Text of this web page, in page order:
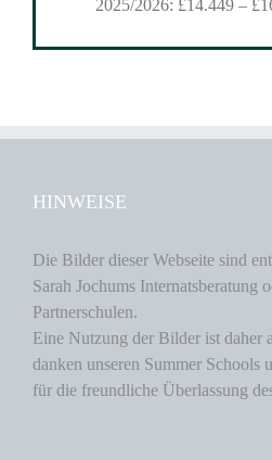
2025/2026: £14.449 –
HINWEISE
Die Bilder dieser Webseite sind
Sarah Jochums Internatsberatung
Partnerschulen.
Eine Nutzung der Bilder ist daher
danken unseren Summer Schools
für die freundliche Überlassung